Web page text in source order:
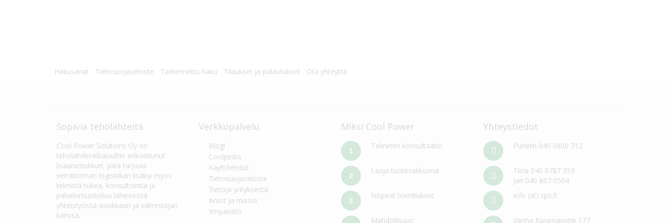
Hakusanat Tietosuojaseloste Tarkennettu haku Tilaukset ja palautukset Ota yhteyttä
Sopivia teholähteitä
Cool Power Solutions Oy on
teholähderatkaisuihin erikoistunut
lisäarvotukkuri, joka tarjoaa
verrattoman logistiikan lisäksi myös
teknistä tukea, konsultointia ja
palvelumuotoilua läheisessä
yhteistyössä asiakkaan ja valmistajan
kanssa.
Verkkopalvelu
Blogi
Coolpedia
Käyttöehdot
Tietosuojaseloste
Tietoja yrityksestä
Arvot ja missio
Ympäristö
Miksi Cool Power
1
Tekninen konsultaatio
2
Laaja tuotevalikoima
3
Nopeat toimitukset
Mahdollisuus
Yhteystiedot
Puhelin 040 0800 712
Tiina 040 0787 353
Jari 040 867 0504
info (at) cps.fi
Vanha Rajamäentie 177